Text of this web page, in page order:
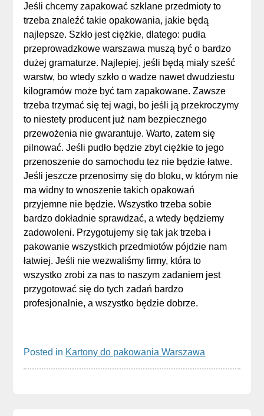
Jeśli chcemy zapakować szklane przedmioty to
trzeba znaleźć takie opakowania, jakie będą
najlepsze. Szkło jest ciężkie, dlatego: pudła
przeprowadzkowe warszawa muszą być o bardzo
dużej gramaturze. Najlepiej, jeśli będą miały sześć
warstw, bo wtedy szkło o wadze nawet dwudziestu
kilogramów może być tam zapakowane. Zawsze
trzeba trzymać się tej wagi, bo jeśli ją przekroczymy
to niestety producent już nam bezpiecznego
przewożenia nie gwarantuje. Warto, zatem się
pilnować. Jeśli pudło będzie zbyt ciężkie to jego
przenoszenie do samochodu tez nie będzie łatwe.
Jeśli jeszcze przenosimy się do bloku, w którym nie
ma widny to wnoszenie takich opakowań
przyjemne nie będzie. Wszystko trzeba sobie
bardzo dokładnie sprawdzać, a wtedy będziemy
zadowoleni. Przygotujemy się tak jak trzeba i
pakowanie wszystkich przedmiotów pójdzie nam
łatwiej. Jeśli nie wezwaliśmy firmy, która to
wszystko zrobi za nas to naszym zadaniem jest
przygotować się do tych zadań bardzo
profesjonalnie, a wszystko będzie dobrze.
Posted in Kartony do pakowania Warszawa